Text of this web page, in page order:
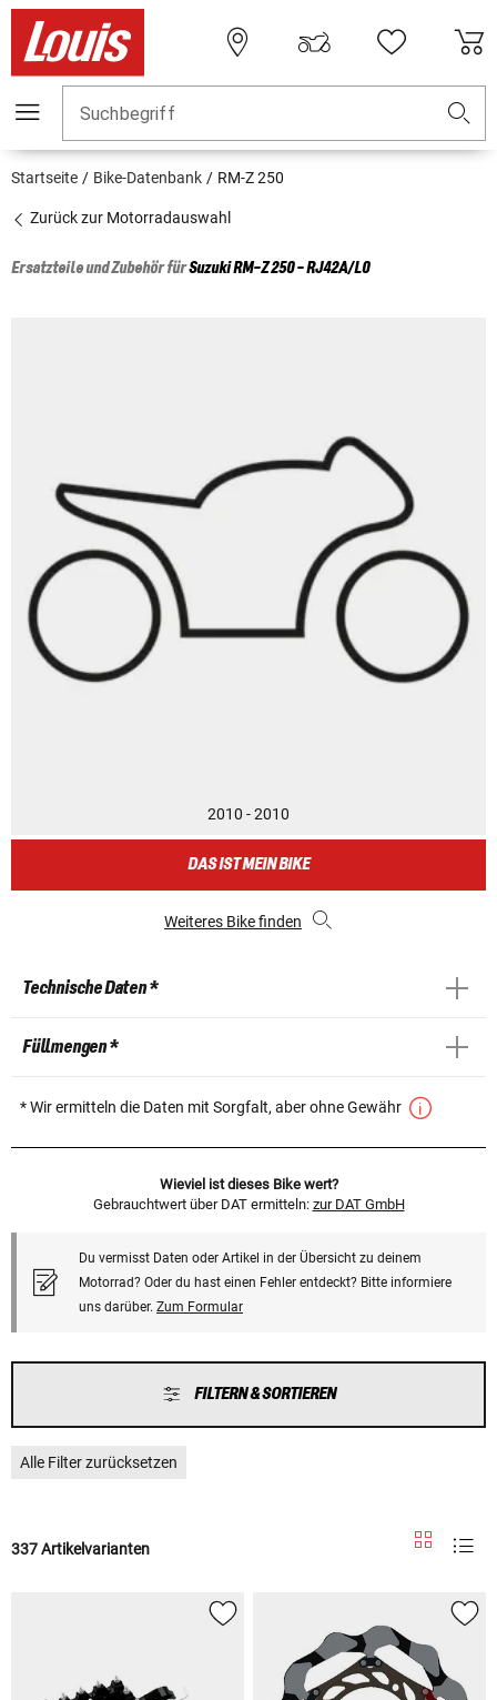
Suchbegriff
Startseite Bike-Datenbank RM-Z 250
Zurück zur Motorradauswahl
Ersatzteile und Zubehör fürSuzukiRM-Z 250 - RJ42A/L0
2010 - 2010
DAS IST MEIN BIKE
Weiteres Bike finden
Technische Daten *
Füllmengen *
* Wir ermitteln die Daten mit Sorgfalt, aber ohne Gewähr
Wieviel ist dieses Bike wert?
Gebrauchtwert über DAT ermitteln: zur DAT GmbH
Du vermisst Daten oder Artikel in der Übersicht zu deinem
Motorrad? Oder du hast einen Fehler entdeckt? Bitte informiere
uns darüber. Zum Formular
FILTERN & SORTIEREN
Alle Filter zurücksetzen
337 Artikelvarianten